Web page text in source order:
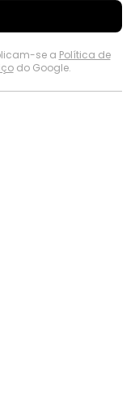
se a Política de
do Google.